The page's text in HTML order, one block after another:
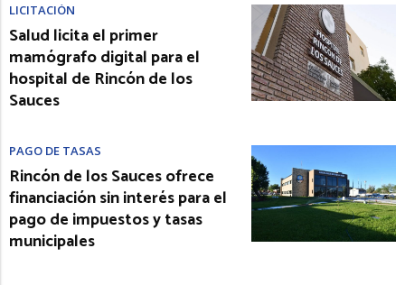
LICITACIÓN
Salud licita el primer
mamógrafo digital para el
hospital de Rincón de los
Sauces
PAGO DE TASAS
Rincón de los Sauces ofrece
financiación sin interés para el
pago de impuestos y tasas
municipales